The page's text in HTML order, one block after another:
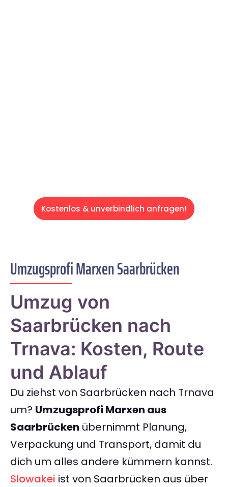
Kostenlos & unverbindlich anfragen!
Umzugsprofi Marxen Saarbrücken
Umzug von
Saarbrücken nach
Trnava: Kosten, Route
und Ablauf
Du ziehst von Saarbrücken nach Trnava
um? Umzugsprofi Marxen aus
Saarbrücken übernimmt Planung,
Verpackung und Transport, damit du
dich um alles andere kümmern kannst.
Slowakei ist von Saarbrücken aus über